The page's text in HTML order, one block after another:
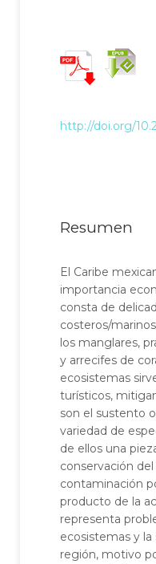
http://doi.org/
Resumen
El Caribe
importancia
consta de
costeros/
los manglares,
y arrecifes de
ecosistemas
turísticos,
son el sustento
variedad de
de ellos una
conservación
contaminación
producto de la
representa
ecosistemas y la
región, motivo